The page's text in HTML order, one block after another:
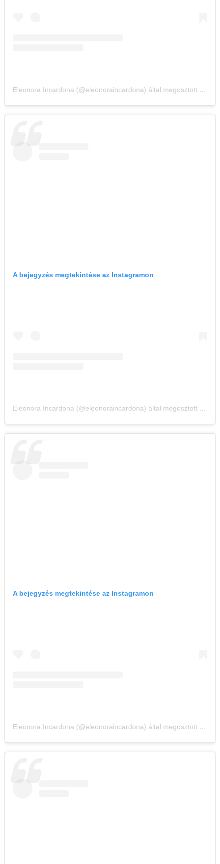
Eleonora Incardona (@eleonoraincardona) által megosztott bejegyzés
A bejegyzés megtekintése az Instagramon
Eleonora Incardona (@eleonoraincardona) által megosztott bejegyzés
A bejegyzés megtekintése az Instagramon
Eleonora Incardona (@eleonoraincardona) által megosztott bejegyzés